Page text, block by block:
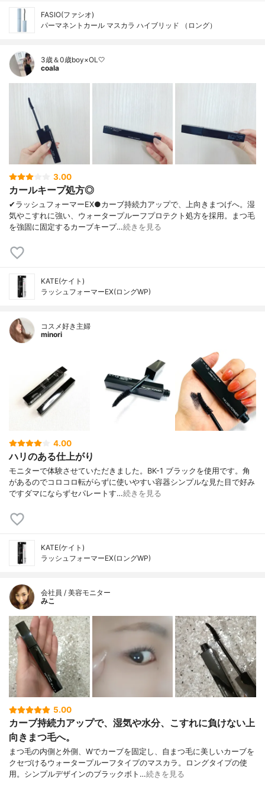
FASIO(ファシオ)
パーマネントカール マスカラ ハイブリッド （ロング）
3歳＆0歳boy×OL🤍
coala
3.00
カールキープ処方◎
✔︎ラッシュフォーマーEX●カーブ持続力アップで、上向きまつげへ。湿
気やこすれに強い、ウォータープルーフプロテクト処方を採用。まつ毛
を強固に固定するカーブキープ…続きを見る
KATE(ケイト)
ラッシュフォーマーEX(ロングWP)
コスメ好き主婦
minori
4.00
ハリのある仕上がり
モニターで体験させていただきました。BK-1 ブラックを使用です。角
があるのでコロコロ転がらずに使いやすい容器シンプルな見た目で好み
ですダマにならずセパレートす…続きを見る
KATE(ケイト)
ラッシュフォーマーEX(ロングWP)
会社員 / 美容モニター
みこ
5.00
カーブ持続力アップで、湿気や水分、こすれに負けない上
向きまつ毛へ。
まつ毛の内側と外側、Wでカーブを固定し、自まつ毛に美しいカーブを
クセづけるウォータープルーフタイプのマスカラ。ロングタイプの使
用。シンプルデザインのブラックボト…続きを見る